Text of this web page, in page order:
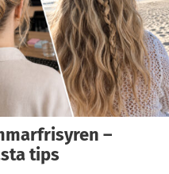
–
tips